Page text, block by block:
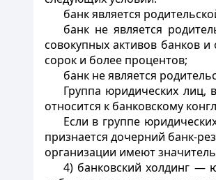
банк является
банк не является
совокупных активов банков
сорок и более процентов;
банк не является
Группа юридических лиц,
относится к банковскому
Если в группе
признается дочерний банк-
организации имеют
4) банковский холдинг —